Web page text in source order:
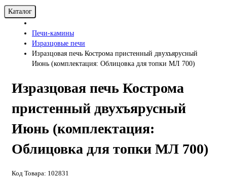
Каталог
Печи-камины
Изразцовые печи
Изразцовая печь Кострома пристенный двухъярусный
Июнь (комплектация: Облицовка для топки МЛ 700)
Изразцовая печь Кострома
пристенный двухъярусный
Июнь (комплектация:
Облицовка для топки МЛ 700)
Код Товара: 102831